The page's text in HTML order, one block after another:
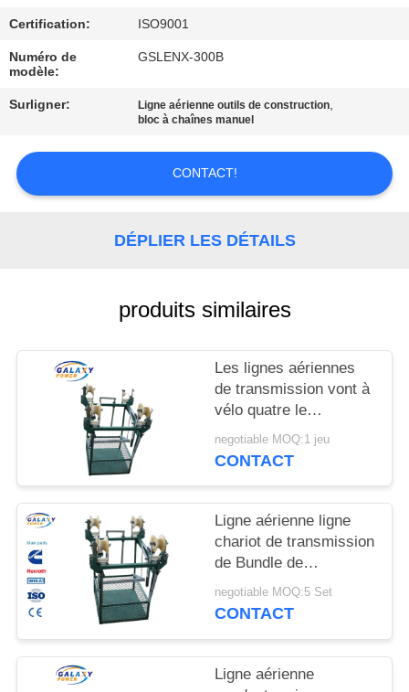
CONTACTEZ-
NOUS
NOUVELLES
LES
AFFAIRES
PRIVACY
POLICY
Certification: ISO9001
Numéro de
modèle:
GSLENX-300B
Surligner: Ligne aérienne outils de construction,
bloc à chaînes manuel
CONTACT!
DÉPLIER LES DÉTAILS
produits similaires
Les lignes aériennes
de transmission vont à
vélo quatre le
conducteur Bundle Line
Cart
negotiable MOQ:1 jeu
CONTACT
Ligne aérienne ligne
chariot de transmission
de Bundle de
conducteur de l'outil
deux
negotiable MOQ:5 Set
CONTACT
Ligne aérienne